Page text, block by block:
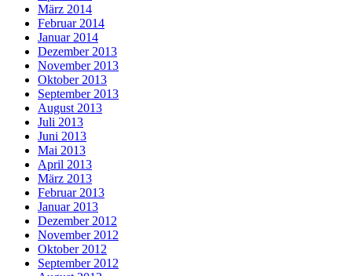
März 2014
Februar 2014
Januar 2014
Dezember 2013
November 2013
Oktober 2013
September 2013
August 2013
Juli 2013
Juni 2013
Mai 2013
April 2013
März 2013
Februar 2013
Januar 2013
Dezember 2012
November 2012
Oktober 2012
September 2012